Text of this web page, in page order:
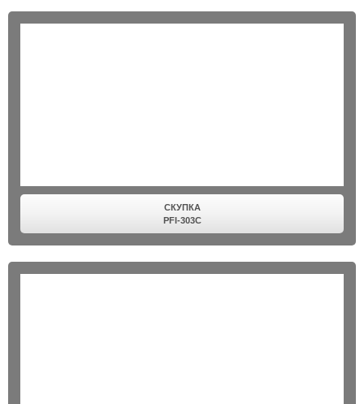
СКУПКА
PFI-303C